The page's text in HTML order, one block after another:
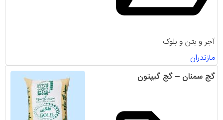
آجر و بتن و بلوک
مازندران
گچ سمنان – گچ گیپتون